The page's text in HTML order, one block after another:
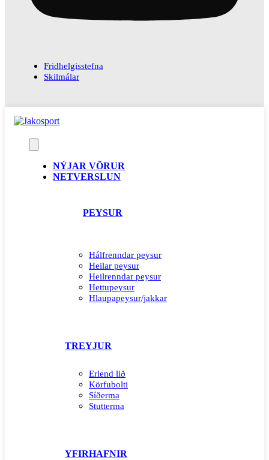
Fridhelgisstefna
Skilmálar
NÝJAR VÖRUR
NETVERSLUN
PEYSUR
Hálfrenndar peysur
Heilar peysur
Heilrenndar peysur
Hettupeysur
Hlaupapeysur/jakkar
TREYJUR
Erlend lið
Körfubolti
Síðerma
Stutterma
YFIRHAFNIR